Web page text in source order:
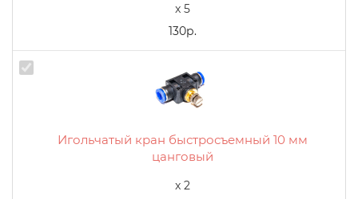
x 5
130р.
Игольчатый кран быстросъемный 10 мм
цанговый
x 2